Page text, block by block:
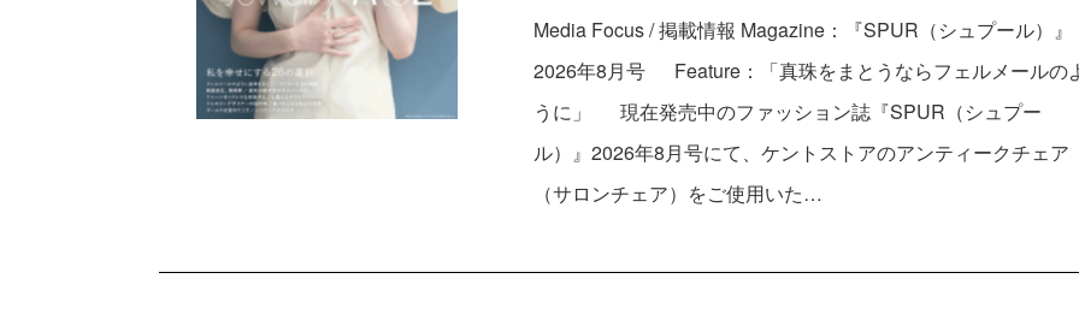
Media Focus / 掲載情報 Magazine：『SPUR（シュプール）』
2026年8月号 Feature：「真珠をまとうならフェルメールの
うに」 現在発売中のファッション誌『SPUR（シュプー
ル）』2026年8月号にて、ケントストアのアンティークチェア
（サロンチェア）をご使用いた…